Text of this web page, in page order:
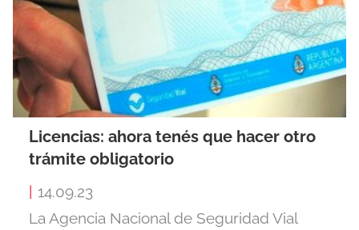
Licencias: ahora tenés que hacer otro
trámite obligatorio
14.09.23
La Agencia Nacional de Seguridad Vial